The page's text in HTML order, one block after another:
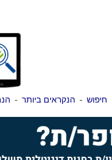
חיפוש - הנקראים ביותר -